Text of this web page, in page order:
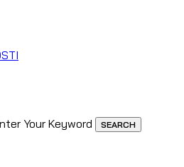
Your Keyword
SEARCH